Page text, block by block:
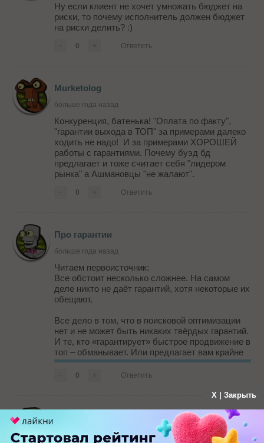
Ну если клиент не хочет умножать бюджет на
риски, то почему исполнитель должен бюджет
на риски делить? :)
0 Ответить
Murketolog
больше года назад
Конкуренция, батенька! "Оплата по факту",
"гарантии выхода в ТОП" за примерами далеко
ходить не надо! И за примерами ХОРОШЕЙ
работы с гарантиями. Почему буэд бд
предлагает и тоже считает себя "лидером
рынка" а Ашмановцы "не жалают".
0 Ответить
Про гарантии
больше года назад
Читаем первоисточник:
Все обстоит несколько сложнее. На самом
деле никто не даёт гарантий, хотя некоторые их
обещают.
Все дело в том, что в поисковой оптимизации
нет и не может быть никаких твёрдых гарантий.
И те, кто «гарантирует» быстрое продвижение в
топ – обманывает. Или предлагает вам крайне
рискованное предприятие, не говоря об этом.
результатами поиска: разработчики поисковых
0 Ответить
больше года назад
X | Закрыть